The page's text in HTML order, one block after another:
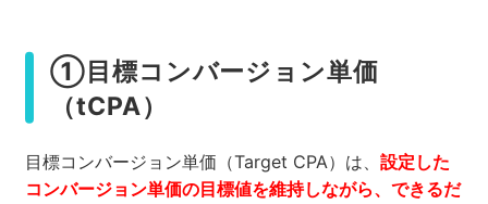
①目標コンバージョン単価
（tCPA）
目標コンバージョン単価（Target CPA）は、 設定した
コンバージョン単価の目標値を維持しながら、できるだ